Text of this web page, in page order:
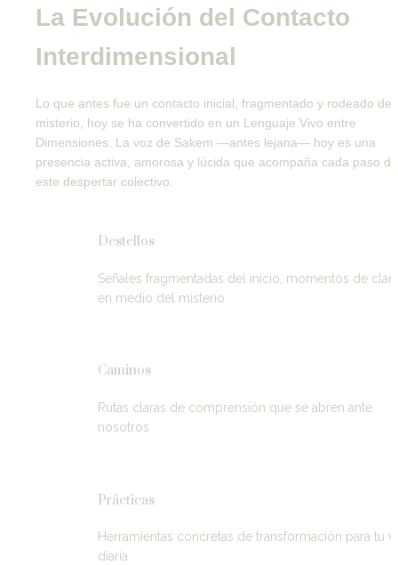
La Evolución del Contacto
Interdimensional
Lo que antes fue un contacto inicial, fragmentado y rodeado de
misterio, hoy se ha convertido en un Lenguaje Vivo entre
Dimensiones. La voz de Sakem —antes lejana— hoy es una
presencia activa, amorosa y lúcida que acompaña cada paso de
este despertar colectivo.
Destellos
Señales fragmentadas del inicio, momentos de
en medio del misterio
Caminos
Rutas claras de comprensión que se abren ante
nosotros
Prácticas
Herramientas concretas de transformación para tu
diaria